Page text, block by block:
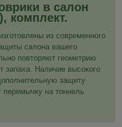
в салон
, комплект.
из современного
салона вашего
повторяют геометрию
запаха. Наличие высокого
защиту
на тоннель